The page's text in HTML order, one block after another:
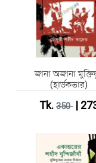
জানা অজানা
(হার্ডকভার)
Tk.350|